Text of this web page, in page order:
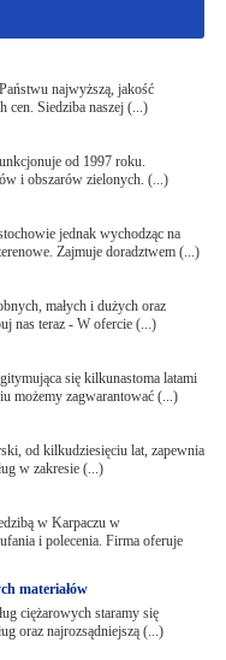
najwyższą, jakość
cen. Siedziba naszej (...)
od 1997 roku.
i obszarów zielonych. (...)
jednak wychodząc na
Zajmuje doradztwem (...)
małych i dużych oraz
nas teraz - W ofercie (...)
się kilkunastoma latami
możemy zagwarantować (...)
od kilkudziesięciu lat, zapewnia
w zakresie (...)
w Karpaczu w
i polecenia. Firma oferuje
materiałów
ciężarowych staramy się
oraz najrozsądniejszą (...)